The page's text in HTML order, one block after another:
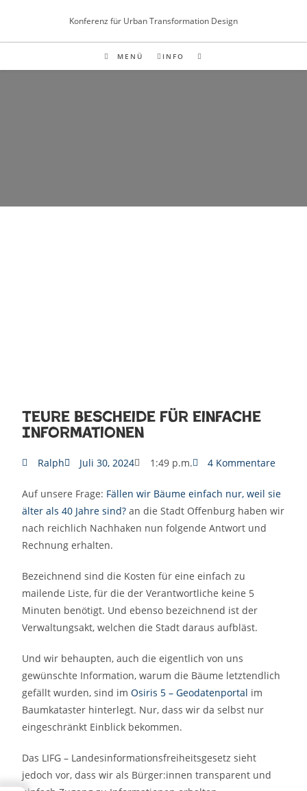
Konferenz für Urban Transformation Design
MENÜ INFO
Teure Bescheide für einfache
Informationen
Ralph Juli 30, 2024 1:49 p.m. 4 Kommentare
Auf unsere Frage: Fällen wir Bäume einfach nur, weil sie
älter als 40 Jahre sind? an die Stadt Offenburg haben wir
nach reichlich Nachhaken nun folgende Antwort und
Rechnung erhalten.
Bezeichnend sind die Kosten für eine einfach zu
mailende Liste, für die der Verantwortliche keine 5
Minuten benötigt. Und ebenso bezeichnend ist der
Verwaltungsakt, welchen die Stadt daraus aufbläst.
Und wir behaupten, auch die eigentlich von uns
gewünschte Information, warum die Bäume letztendlich
gefällt wurden, sind imOsiris 5 – Geodatenportal im
Baumkataster hinterlegt. Nur, dass wir da selbst nur
eingeschränkt Einblick bekommen.
Das LIFG – Landesinformationsfreiheitsgesetz sieht
jedoch vor, dass wir als Bürger:innen transparent und